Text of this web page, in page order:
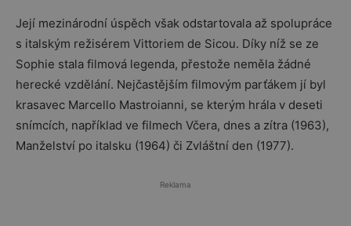
Její mezinárodní úspěch však odstartovala až spolupráce
s italským režisérem Vittoriem de Sicou. Díky níž se ze
Sophie stala filmová legenda, přestože neměla žádné
herecké vzdělání. Nejčastějším filmovým parťákem jí byl
krasavec Marcello Mastroianni, se kterým hrála v deseti
snímcích, například ve filmech Včera, dnes a zítra (1963),
Manželství po italsku (1964) či Zvláštní den (1977).
Reklama